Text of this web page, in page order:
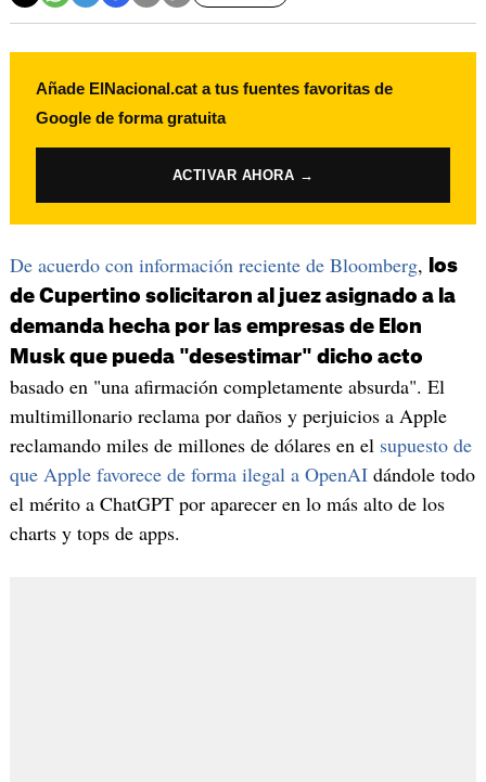
Añade ElNacional.cat a tus fuentes favoritas de
Google de forma gratuita
ACTIVAR AHORA →
De acuerdo con información reciente de Bloomberg,
los
de Cupertino solicitaron al juez asignado a la
demanda hecha por las empresas de Elon
Musk que pueda "desestimar" dicho acto
basado en "una afirmación completamente absurda". El
multimillonario reclama por daños y perjuicios a Apple
reclamando miles de millones de dólares en el supuesto de
que Apple favorece de forma ilegal a OpenAIdándole todo
el mérito a ChatGPT por aparecer en lo más alto de los
charts y tops de apps.